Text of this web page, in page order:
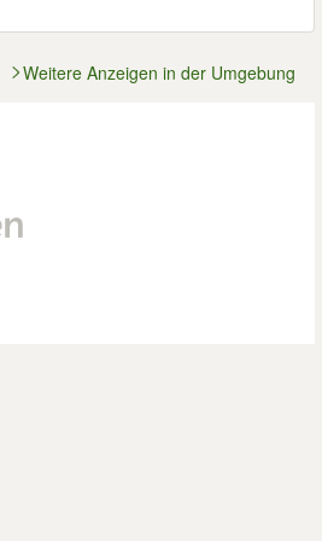
Weitere Anzeigen in der Umgebung